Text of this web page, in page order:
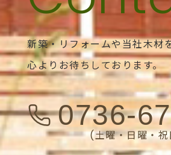
新築・リフォームや当社木材
心よりお待ちしております。
0736-
(土曜・日曜・